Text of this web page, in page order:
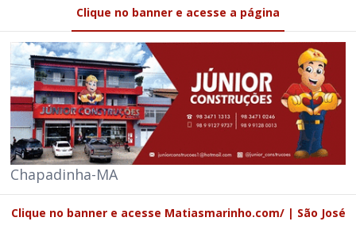
Clique no banner e acesse a página
Chapadinha-MA
Clique no banner e acesse Matiasmarinho.com/ | São José